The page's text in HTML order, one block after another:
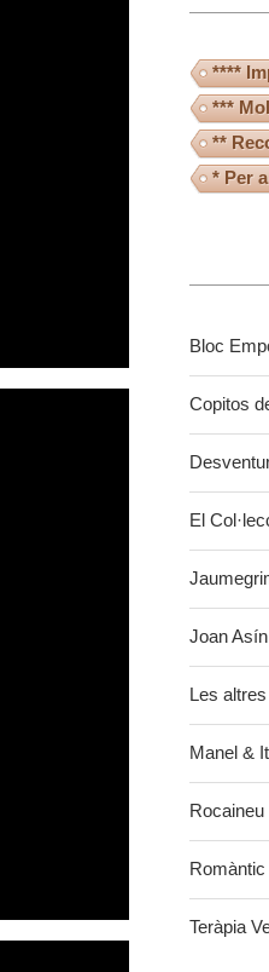
****
***
**
* Per
Bloc
Copitos
El
Joan Asín
Les
Manel &
Rocaineu
Teràpia